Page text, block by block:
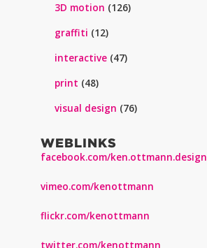
3D motion (126)
graffiti (12)
interactive (47)
print (48)
visual design (76)
WEBLINKS
facebook.com/ken.ottmann.design
vimeo.com/kenottmann
flickr.com/kenottmann
twitter.com/kenottmann